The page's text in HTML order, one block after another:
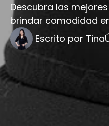
Descubra las
brindar comodidad
Escrito por Tina